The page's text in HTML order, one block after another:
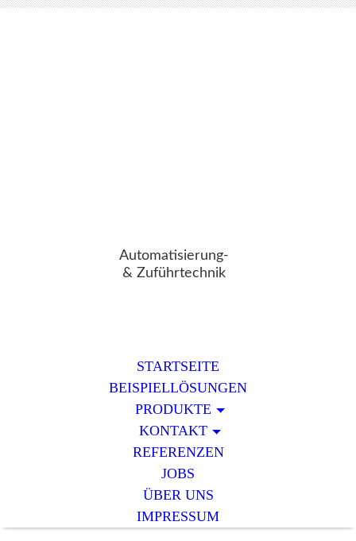
Automatisierung-
& Zuführtechnik
STARTSEITE
BEISPIELLÖSUNGEN
PRODUKTE
KONTAKT
REFERENZEN
JOBS
ÜBER UNS
IMPRESSUM